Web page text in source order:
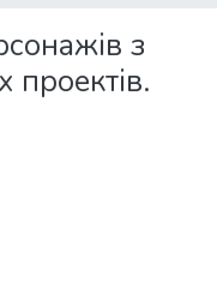
з
проектів.